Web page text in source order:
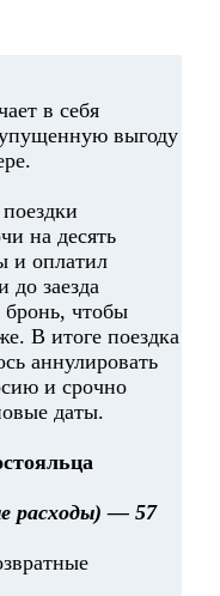
в себя
выгоду
на десять
и оплатил
до заезда
бронь, чтобы
В итоге поездка
аннулировать
и срочно
даты.
расходы) — 57